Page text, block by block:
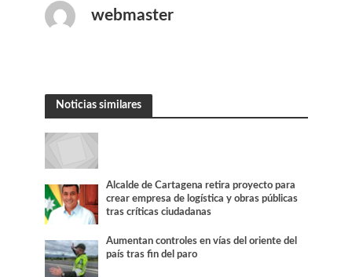
webmaster
Noticias similares
Alcalde de Cartagena retira proyecto para
crear empresa de logística y obras públicas
tras críticas ciudadanas
Aumentan controles en vías del oriente del
país tras fin del paro